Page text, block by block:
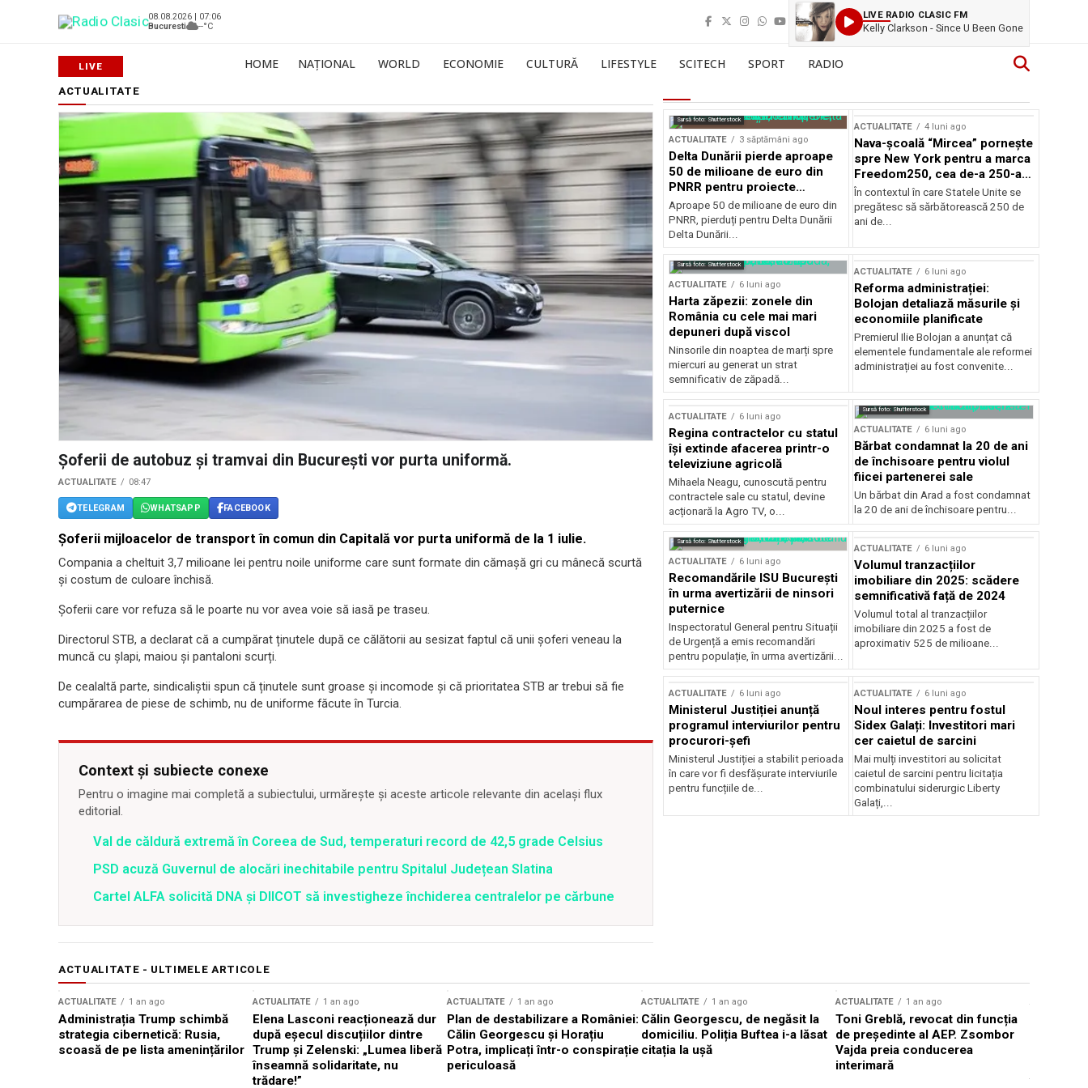
08.08.2026 | 07:06
Bucuresti
--°C
LIVE RADIO CLASIC FM
Kelly Clarkson - Since U Been Gone
HOME NAȚIONAL WORLD ECONOMIE CULTURĂ LIFESTYLE SCITECH SPORT RADIO
ACTUALITATE
Șoferii de autobuz și tramvai din București vor purta uniformă.
ACTUALITATE 08:47
TELEGRAM WHATSAPP FACEBOOK
Șoferii mijloacelor de transport în comun din Capitală vor purta uniformă de la 1 iulie.
Compania a cheltuit 3,7 milioane lei pentru noile uniforme care sunt formate din cămașă gri cu mânecă scurtă
și costum de culoare închisă.
Șoferii care vor refuza să le poarte nu vor avea voie să iasă pe traseu.
Directorul STB, a declarat că a cumpărat ținutele după ce călătorii au sesizat faptul că unii șoferi veneau la
muncă cu șlapi, maiou și pantaloni scurți.
De cealaltă parte, sindicaliștii spun că ținutele sunt groase și incomode și că prioritatea STB ar trebui să fie
cumpărarea de piese de schimb, nu de uniforme făcute în Turcia.
Context și subiecte conexe
Pentru o imagine mai completă a subiectului, urmărește și aceste articole relevante din același flux
editorial.
Val de căldură extremă în Coreea de Sud, temperaturi record de 42,5 grade Celsius
PSD acuză Guvernul de alocări inechitabile pentru Spitalul Județean Slatina
Cartel ALFA solicită DNA și DIICOT să investigheze închiderea centralelor pe cărbune
Sursă foto: Shutterstock
ACTUALITATE 3 săptămâni ago
Delta Dunării pierde aproape
50 de milioane de euro din
PNRR pentru proiecte
esențiale
Aproape 50 de milioane de euro din
PNRR, pierduți pentru Delta Dunării
Delta Dunării...
ACTUALITATE 4 luni ago
Nava-școală “Mircea” pornește
spre New York pentru a marca
Freedom250, cea de-a 250-a
aniversare a Statelor Unite
În contextul în care Statele Unite se
pregătesc să sărbătorească 250 de
ani de...
Sursă foto: Shutterstock
ACTUALITATE 6 luni ago
Harta zăpezii: zonele din
România cu cele mai mari
depuneri după viscol
Ninsorile din noaptea de marți spre
miercuri au generat un strat
semnificativ de zăpadă...
ACTUALITATE 6 luni ago
Reforma administrației:
Bolojan detaliază măsurile și
economiile planificate
Premierul Ilie Bolojan a anunțat că
elementele fundamentale ale reformei
administrației au fost convenite...
ACTUALITATE 6 luni ago
Regina contractelor cu statul
își extinde afacerea printr-o
televiziune agricolă
Mihaela Neagu, cunoscută pentru
contractele sale cu statul, devine
acționară la Agro TV, o...
Sursă foto: Shutterstock
ACTUALITATE 6 luni ago
Bărbat condamnat la 20 de ani
de închisoare pentru violul
fiicei partenerei sale
Un bărbat din Arad a fost condamnat
la 20 de ani de închisoare pentru...
Sursă foto: Shutterstock
ACTUALITATE 6 luni ago
Recomandările ISU București
în urma avertizării de ninsori
puternice
Inspectoratul General pentru Situații
de Urgență a emis recomandări
pentru populație, în urma avertizării...
ACTUALITATE 6 luni ago
Volumul tranzacțiilor
imobiliare din 2025: scădere
semnificativă față de 2024
Volumul total al tranzacțiilor
imobiliare din 2025 a fost de
aproximativ 525 de milioane...
ACTUALITATE 6 luni ago
Ministerul Justiției anunță
programul interviurilor pentru
procurori-șefi
Ministerul Justiției a stabilit perioada
în care vor fi desfășurate interviurile
pentru funcțiile de...
ACTUALITATE 6 luni ago
Noul interes pentru fostul
Sidex Galați: Investitori mari
cer caietul de sarcini
Mai mulți investitori au solicitat
caietul de sarcini pentru licitația
combinatului siderurgic Liberty
Galați,...
ACTUALITATE - ULTIMELE ARTICOLE
ACTUALITATE 1 an ago
Administrația Trump schimbă
strategia cibernetică: Rusia,
scoasă de pe lista amenințărilor
ACTUALITATE 1 an ago
Elena Lasconi reacționează dur
după eșecul discuțiilor dintre
Trump și Zelenski: „Lumea liberă
înseamnă solidaritate, nu
trădare!”
ACTUALITATE 1 an ago
Plan de destabilizare a României:
Călin Georgescu și Horațiu
Potra, implicați într-o conspirație
periculoasă
ACTUALITATE 1 an ago
Călin Georgescu, de negăsit la
domiciliu. Poliția Buftea i-a lăsat
citația la ușă
ACTUALITATE 1 an ago
Toni Greblă, revocat din funcția
de președinte al AEP. Zsombor
Vajda preia conducerea
interimară